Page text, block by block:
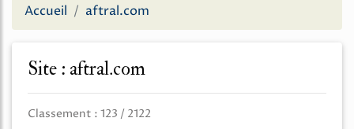
Accueil aftral.com
Site : aftral.com
Classement : 123 / 2122